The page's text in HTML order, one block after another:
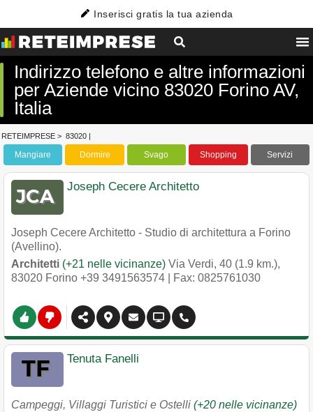
Inserisci gratis la tua azienda
Indirizzo telefono e altre informazioni
per Aziende vicino 83020 Forino AV,
Italia
RETEIMPRESE > 83020 |
Mangiare Dormire Svago Shopping Servizi
Joseph Cecere Architetto
Joseph Cecere Architetto - Studio di architettura a Forino
(Avellino).
Architetti (+21 nelle vicinanze) Via Verdi, 40 (1.9 km.),
83020 Forino +39 3491563574 | Fax: 0825761030
Tenuta Fanelli
Campeggi, Villaggi Turistici e Ostelli (+20 nelle vicinanze)